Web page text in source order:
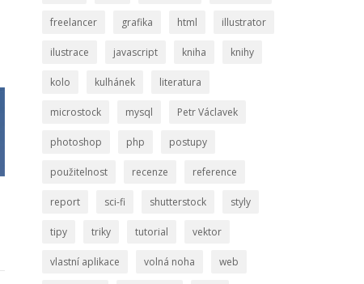
freelancer grafika html illustrator
ilustrace javascript kniha knihy
kolo kulhánek literatura
microstock mysql Petr Václavek
photoshop php postupy
použitelnost recenze reference
report sci-fi shutterstock styly
tipy triky tutorial vektor
vlastní aplikace volná noha web